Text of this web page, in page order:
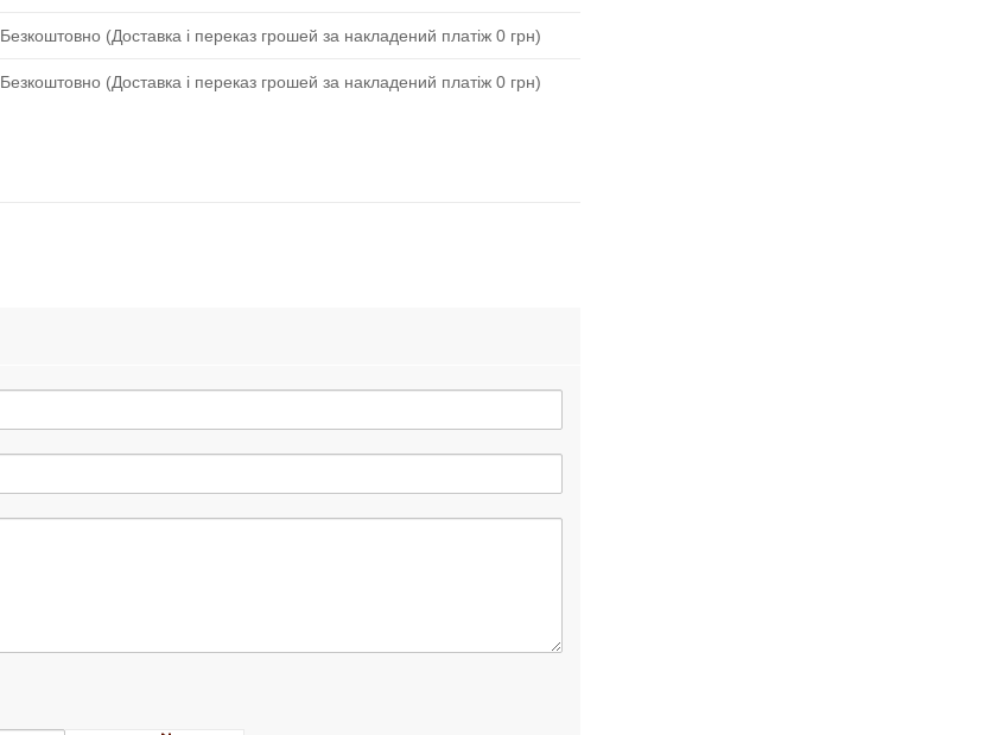
Безкоштовно (Доставка і переказ грошей за накладений платіж 0 грн)
Безкоштовно (Доставка і переказ грошей за накладений платіж 0 грн)